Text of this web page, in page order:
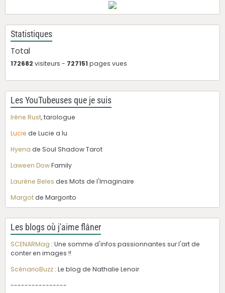
Statistiques
Total
172682 visiteurs - 727151pages vues
Les YouTubeuses que je suis
Irène Rust, tarologue
Lucie de Lucie a lu
Hyena de Soul Shadow Tarot
Laween DowFamily
Laurène Beles des Mots de l'Imaginaire
Margotde Margorito
Les blogs où j'aime flâner
SCENARMag : Une somme d'infos passionnantes sur l'art de
conter en images !!
ScénarioBuzz : Le blog de Nathalie Lenoir
----------------